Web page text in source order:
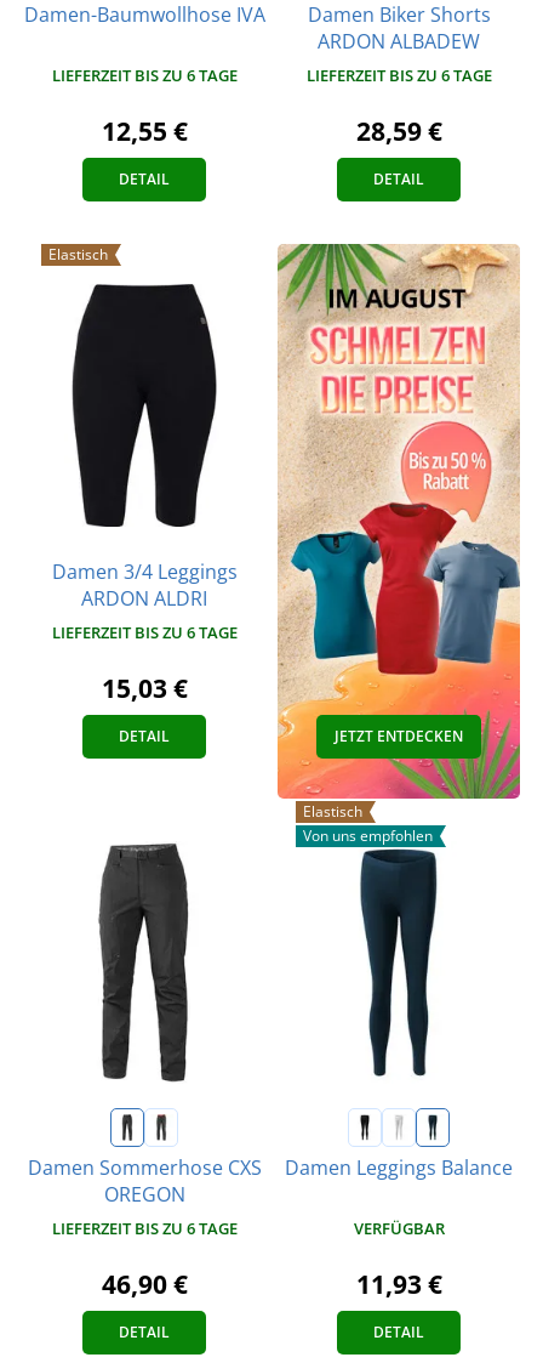
Damen-Baumwollhose IVA
LIEFERZEIT BIS ZU 6 TAGE
12,55 €
DETAIL
Damen Biker Shorts
ARDON ALBADEW
LIEFERZEIT BIS ZU 6 TAGE
28,59 €
DETAIL
Elastisch
Damen 3/4 Leggings
ARDON ALDRI
LIEFERZEIT BIS ZU 6 TAGE
15,03 €
DETAIL JETZT ENTDECKEN
Damen Sommerhose CXS
OREGON
LIEFERZEIT BIS ZU 6 TAGE
46,90 €
DETAIL
Elastisch
Von uns empfohlen
Damen Leggings Balance
VERFÜGBAR
11,93 €
DETAIL